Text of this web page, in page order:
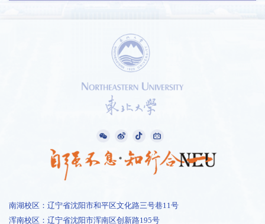
南湖校区：辽宁省沈阳市和平区文化路三号巷11号
浑南校区：辽宁省沈阳市浑南区创新路195号